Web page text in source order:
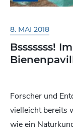
8. MAI 2018
Bsssssss!
Forscher und
vielleicht bereits
wie ein